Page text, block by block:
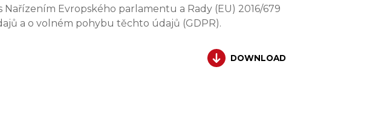
Nařízením Evropského parlamentu a Rady (EU) 2016/679
a o volném pohybu těchto údajů (GDPR).
DOWNLOAD